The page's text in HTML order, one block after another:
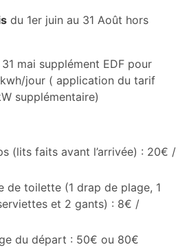
du 1er juin au 31 Août hors
mai supplément EDF pour
jour ( application du tarif
supplémentaire)
(lits faits avant l’arrivée) : 20€ /
de toilette (1 drap de plage, 1
et 2 gants) : 8€ /
du départ : 50€ ou 80€